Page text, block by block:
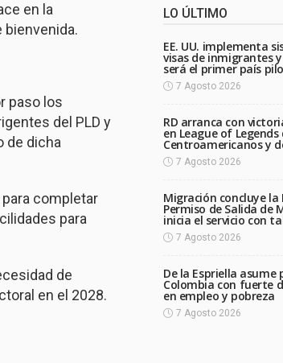
en la
bienvenida.
paso los
del PLD y
de dicha
completar
para
de
en el 2028.
LO ÚLTIMO
EE. UU. implementa
visas de inmigrantes
será el primer país
7 Agosto 2026
RD arranca con
en League of Legends
Centroamericanos y
7 Agosto 2026
Migración concluye la
Permiso de Salida de
inicia el servicio con
7 Agosto 2026
De la Espriella asume
Colombia con fuerte
en empleo y pobreza
7 Agosto 2026